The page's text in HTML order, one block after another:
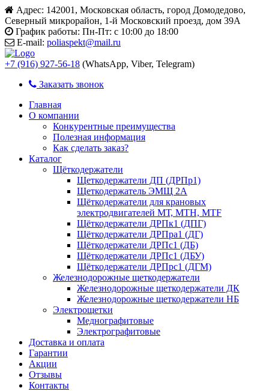
Адрес: 142001, Московская область, город Домодедово,
Северный микрорайон, 1-й Московский проезд, дом 39А
График работы: Пн-Пт: с 10:00 до 18:00
E-mail: poliaspekt@mail.ru
+7 (916) 927-56-18 (WhatsApp, Viber, Telegram)
Заказать звонок
Главная
О компании
Конкурентные преимущества
Полезная информация
Как сделать заказ?
Каталог
Щёткодержатели
Щеткодержатели ДП (ДРПр1)
Щеткодержатель ЭМЩ 2А
Щёткодержатели для крановых
электродвигателей МТ, МТН, МТF
Щёткодержатели ДРПк1 (ДПГ)
Щёткодержатели ДРПра1 (ДГ)
Щёткодержатели ДРПс1 (ДБ)
Щёткодержатели ДРПс1 (ДБУ)
Щёткодержатели ДРПрс1 (ДГМ)
Железнодорожные щеткодержатели
Железнодорожные щеткодержатели ДК
Железнодорожные щеткодержатели НБ
Электрощетки
Меднографитовые
Электрографитовые
Доставка и оплата
Гарантии
Акции
Отзывы
Контакты